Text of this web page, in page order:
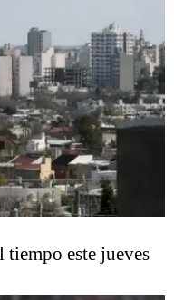
este jueves